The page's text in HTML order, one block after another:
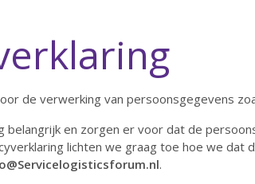
de verwerking van persoonsgegevens
belangrijk en zorgen er voor dat de
lichten we graag toe hoe we dat
.